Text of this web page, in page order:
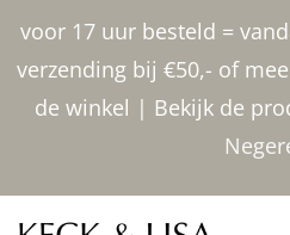
voor 17 uur besteld =
verzending bij €50,- of
de winkel | Bekijk de
Ga naar inhoud